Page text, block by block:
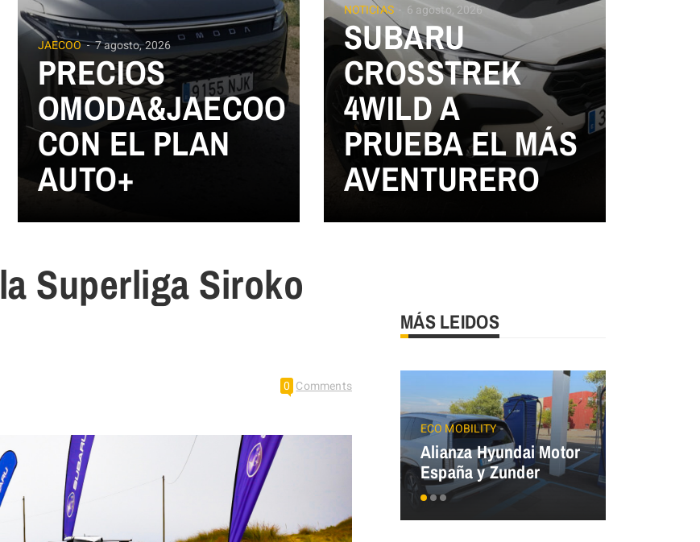
JAECOO 7 agosto, 2026
PRECIOS
OMODA&JAECOO
CON EL PLAN
AUTO+
NOTICIAS 6 agosto, 2026
SUBARU
CROSSTREK
4WILD A
PRUEBA EL MÁS
AVENTURERO
Superliga Siroko
0 Comments
MÁS LEIDOS
ECO MOBILITY
Alianza Hyundai Motor
España y Zunder